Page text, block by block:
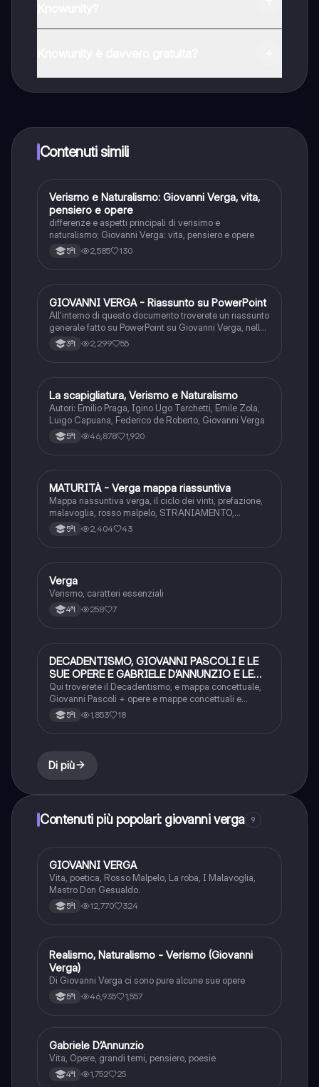
Knowunity Premium, che consente di studiare senza
alcun limite!!
Contenuti simili
Italiano
Verismo e Naturalismo: Giovanni Verga, vita,
pensiero e opere
differenze e aspetti principali di verisimo e
naturalismo; Giovanni Verga: vita, pensiero e opere
5ªl 2,585 130
Italiano
GIOVANNI VERGA - Riassunto su PowerPoint
All'interno di questo documento troverete un riassunto
generale fatto su PowerPoint su Giovanni Verga, nello
specifico: Vita, Firenze, Milano, Il ritorno in Sicilia,
Tecniche narratologiche, La poetica, I Malavoglia e
3ªl 2,299 55
Italiano
La scapigliatura, Verismo e Naturalismo
Autori: Emilio Praga, Igino Ugo Tarchetti, Emile Zola,
Luigo Capuana, Federico de Roberto, Giovanni Verga
5ªl 46,878 1,920
Italiano
MATURITÀ - Verga mappa riassuntiva
Mappa riassuntiva verga, il ciclo dei vinti, prefazione,
malavoglia, rosso malpelo, STRANIAMENTO,
straniamento rovesciato, artificio della regressione
5ªl 2,404 43
Italiano
Verga
Verismo, caratteri essenziali
4ªl 258 7
Italiano
DECADENTISMO, GIOVANNI PASCOLI E LE
SUE OPERE E GABRIELE D’ANNUNZIO E LE
SUE OPERE+MAPPE CONETTUALI
Qui troverete il Decadentismo, e mappa concettuale,
Giovanni Pascoli + opere e mappe concettuali e
Gabriele D’Annunzio + opere e mappe concettuale
5ªl 1,853 18
Di più
Contenuti più popolari: giovanni verga 9
Italiano
GIOVANNI VERGA
Vita, poetica, Rosso Malpelo, La roba, I Malavoglia,
Mastro Don Gesualdo.
5ªl 12,770 324
Italiano
Realismo, Naturalismo - Verismo (Giovanni
Verga)
Di Giovanni Verga ci sono pure alcune sue opere
5ªl 46,935 1,557
Italiano
Gabriele D’Annunzio
Vita, Opere, grandi temi, pensiero, poesie
4ªl 1,752 25